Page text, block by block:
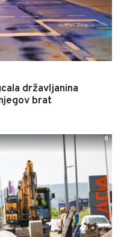
državljanina
brat
0